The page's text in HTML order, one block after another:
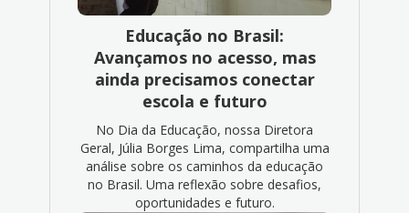
Educação no Brasil:
Avançamos no acesso, mas
ainda precisamos conectar
escola e futuro
No Dia da Educação, nossa Diretora
Geral, Júlia Borges Lima, compartilha uma
análise sobre os caminhos da educação
no Brasil. Uma reflexão sobre desafios,
oportunidades e futuro.